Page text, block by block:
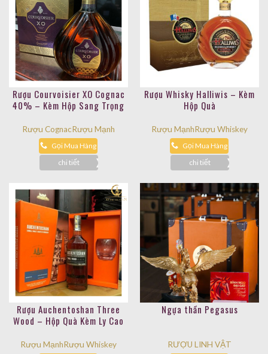
Rượu Courvoisier XO Cognac
40% – Kèm Hộp Sang Trọng
Rượu CognacRượu Mạnh
Gọi Mua Hàng
chi tiết
Rượu Whisky Halliwis – Kèm
Hộp Quà
Rượu MạnhRượu Whiskey
Gọi Mua Hàng
chi tiết
Rượu Auchentoshan Three
Wood – Hộp Quà Kèm Ly Cao
Rượu MạnhRượu Whiskey
Ngựa thần Pegasus
RƯỢU LINH VẬT